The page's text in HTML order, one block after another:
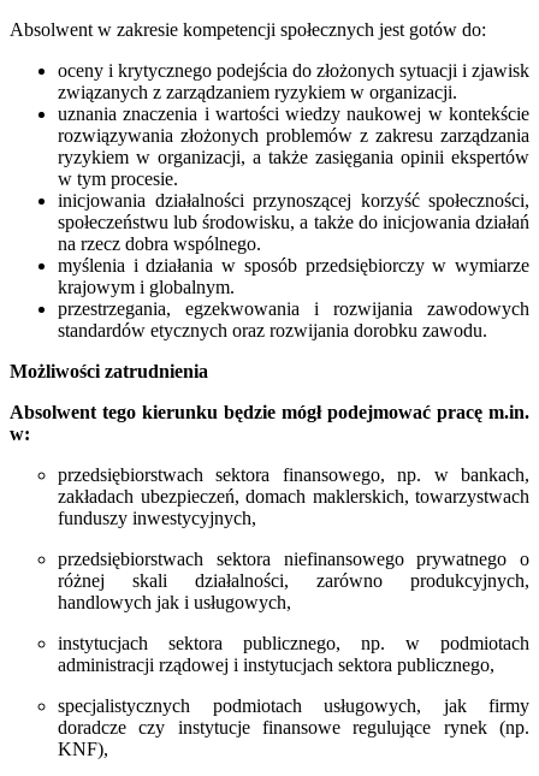
Absolwent w zakresie kompetencji społecznych jest gotów do:
oceny i krytycznego podejścia do złożonych sytuacji i zjawisk
związanych z zarządzaniem ryzykiem w organizacji.
uznania znaczenia i wartości wiedzy naukowej w kontekście
rozwiązywania złożonych problemów z zakresu zarządzania
ryzykiem w organizacji, a także zasięgania opinii ekspertów
w tym procesie.
inicjowania działalności przynoszącej korzyść społeczności,
społeczeństwu lub środowisku, a także do inicjowania działań
na rzecz dobra wspólnego.
myślenia i działania w sposób przedsiębiorczy w wymiarze
krajowym i globalnym.
przestrzegania, egzekwowania i rozwijania zawodowych
standardów etycznych oraz rozwijania dorobku zawodu.
Możliwości zatrudnienia
Absolwent tego kierunku będzie mógł podejmować pracę m.in.
w:
przedsiębiorstwach sektora finansowego, np. w bankach,
zakładach ubezpieczeń, domach maklerskich, towarzystwach
funduszy inwestycyjnych,
przedsiębiorstwach sektora niefinansowego prywatnego o
różnej skali działalności, zarówno produkcyjnych,
handlowych jak i usługowych,
instytucjach sektora publicznego, np. w podmiotach
administracji rządowej i instytucjach sektora publicznego,
specjalistycznych podmiotach usługowych, jak firmy
doradcze czy instytucje finansowe regulujące rynek (np.
KNF),